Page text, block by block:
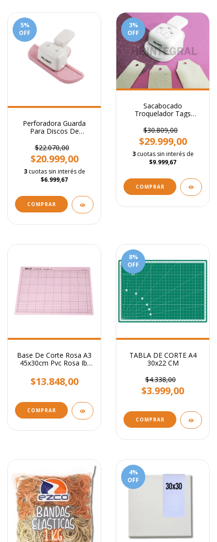
5%
OFF
Perforadora Guarda
Para Discos De
$22.070,00
$20.999,00
3 cuotas sin interés de
$6.999,67
3%
OFF
Sacabocado
Troquelador Tags
Regulable
$30.809,00
$29.999,00
3 cuotas sin interés de
$9.999,67
COMPRAR
Base De Corte Rosa A3
45x30cm Pvc Rosa Ibi
$13.848,00
8%
OFF
TABLA DE CORTE A4
30x22 CM
$4.338,00
$3.999,00
4%
OFF